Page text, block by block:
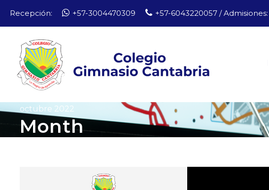
Recepción: +57-3004470309 +57-6043220057 / Admisiones:
octubre 2022
Month